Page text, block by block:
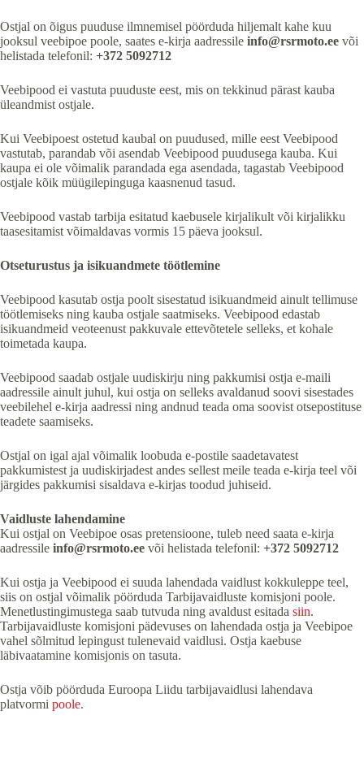
Ostjal on õigus puuduse ilmnemisel pöörduda hiljemalt kahe kuu
jooksul veebipoe poole, saates e-kirja aadressile info@rsrmoto.ee või
helistada telefonil: +372 5092712
Veebipood ei vastuta puuduste eest, mis on tekkinud pärast kauba
üleandmist ostjale.
Kui Veebipoest ostetud kaubal on puudused, mille eest Veebipood
vastutab, parandab või asendab Veebipood puudusega kauba. Kui
kaupa ei ole võimalik parandada ega asendada, tagastab Veebipood
ostjale kõik müügilepinguga kaasnenud tasud.
Veebipood vastab tarbija esitatud kaebusele kirjalikult või kirjalikku
taasesitamist võimaldavas vormis 15 päeva jooksul.
Otseturustus ja isikuandmete töötlemine
Veebipood kasutab ostja poolt sisestatud isikuandmeid ainult tellimuse
töötlemiseks ning kauba ostjale saatmiseks. Veebipood edastab
isikuandmeid veoteenust pakkuvale ettevõtetele selleks, et kohale
toimetada kaupa.
Veebipood saadab ostjale uudiskirju ning pakkumisi ostja e-maili
aadressile ainult juhul, kui ostja on selleks avaldanud soovi sisestades
veebilehel e-kirja aadressi ning andnud teada oma soovist otsepostituse
teadete saamiseks.
Ostjal on igal ajal võimalik loobuda e-postile saadetavatest
pakkumistest ja uudiskirjadest andes sellest meile teada e-kirja teel või
järgides pakkumisi sisaldava e-kirjas toodud juhiseid.
Vaidluste lahendamine
Kui ostjal on Veebipoe osas pretensioone, tuleb need saata e-kirja
aadressile info@rsrmoto.ee või helistada telefonil: +372 5092712
Kui ostja ja Veebipood ei suuda lahendada vaidlust kokkuleppe teel,
siis on ostjal võimalik pöörduda Tarbijavaidluste komisjoni poole.
Menetlustingimustega saab tutvuda ning avaldust esitada siin.
Tarbijavaidluste komisjoni pädevuses on lahendada ostja ja Veebipoe
vahel sõlmitud lepingust tulenevaid vaidlusi. Ostja kaebuse
läbivaatamine komisjonis on tasuta.
Ostja võib pöörduda Euroopa Liidu tarbijavaidlusi lahendava
platvormi poole.